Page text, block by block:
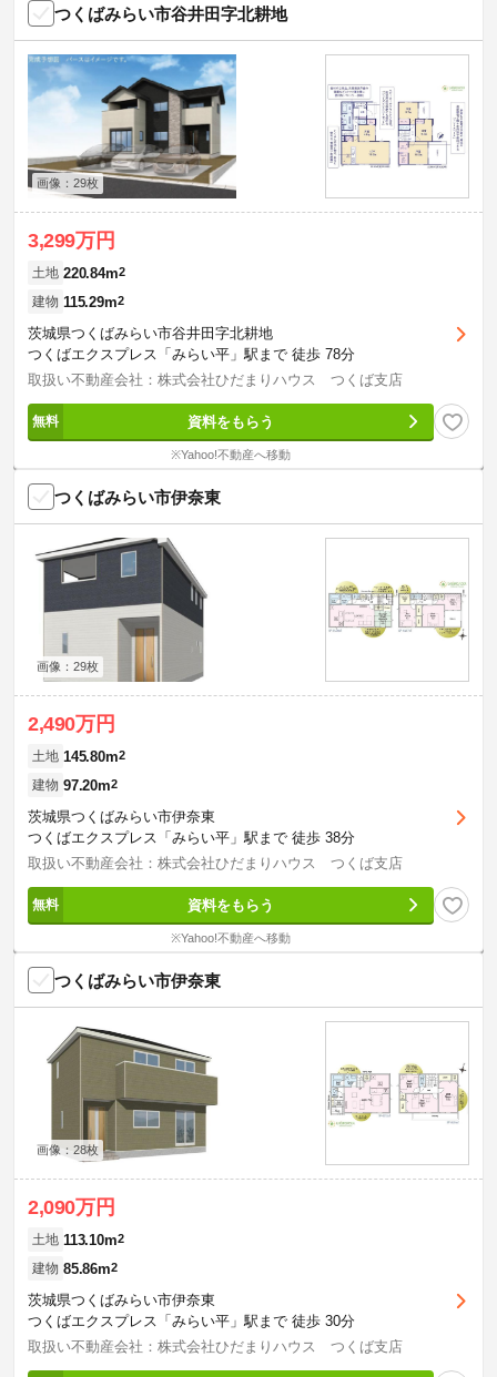
つくばみらい市谷井田字北耕地
画像：29枚
3,299万円
土地 220.84m2
建物 115.29m2
茨城県つくばみらい市谷井田字北耕地
つくばエクスプレス「みらい平」駅まで 徒歩 78分
取扱い不動産会社：株式会社ひだまりハウス つくば支店
資料をもらう
※Yahoo!不動産へ移動
つくばみらい市伊奈東
画像：29枚
2,490万円
土地 145.80m2
建物 97.20m2
茨城県つくばみらい市伊奈東
つくばエクスプレス「みらい平」駅まで 徒歩 38分
取扱い不動産会社：株式会社ひだまりハウス つくば支店
資料をもらう
※Yahoo!不動産へ移動
つくばみらい市伊奈東
画像：28枚
2,090万円
土地 113.10m2
建物 85.86m2
茨城県つくばみらい市伊奈東
つくばエクスプレス「みらい平」駅まで 徒歩 30分
取扱い不動産会社：株式会社ひだまりハウス つくば支店